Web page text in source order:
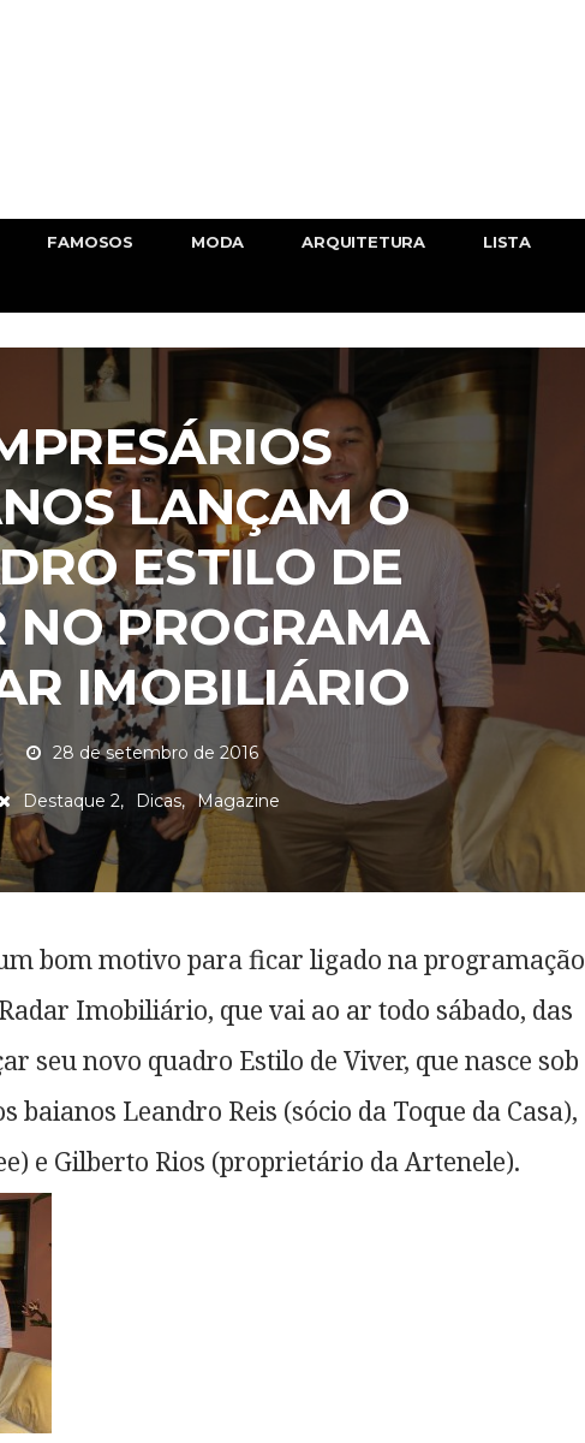
FAMOSOS MODA ARQUITETURA LISTA
LANÇAM O
ESTILO DE
NO PROGRAMA
IMOBILIÁRIO
28 de setembro de 2016
Destaque 2 Dicas Magazine
bom motivo para ficar ligado na programação
Imobiliário, que vai ao ar todo sábado, das
seu novo quadro Estilo de Viver, que nasce sob
baianos Leandro Reis (sócio da Toque da Casa),
e Gilberto Rios (proprietário da Artenele).